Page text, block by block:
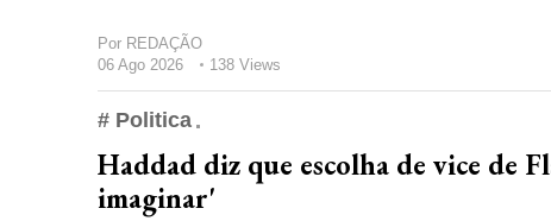
Por REDAÇÃO
06 Ago 2026
138 Views
# Politica
Haddad diz que escolha de vice de
imaginar'